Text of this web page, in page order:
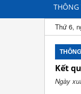
THÔNG
Thứ 6,
Kết
Ngày